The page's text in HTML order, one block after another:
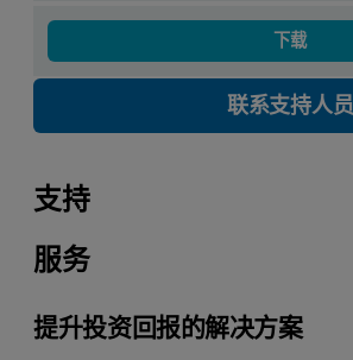
下载
联系支持人员
支持
服务
提升投资回报的解决方案